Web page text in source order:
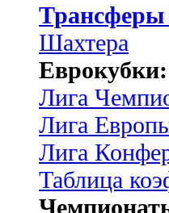
Трансферы
Шахтера
Еврокубки:
Лига
Лига
Лига
Таблица